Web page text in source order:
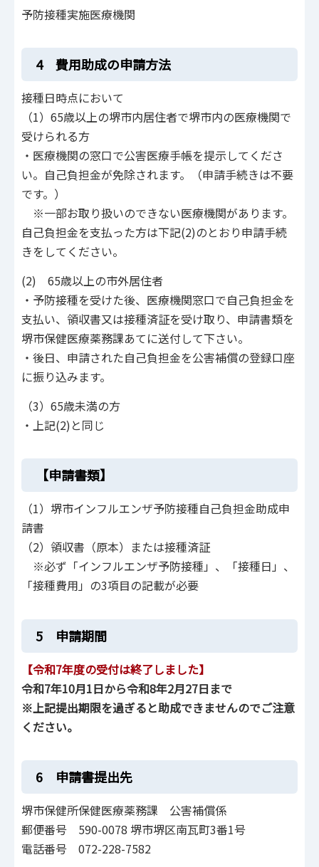
予防接種実施医療機関
4 費用助成の申請方法
接種日時点において
（1）65歳以上の堺市内居住者で堺市内の医療機関で
受けられる方
・医療機関の窓口で公害医療手帳を提示してくださ
い。自己負担金が免除されます。（申請手続きは不要
です。）
※一部お取り扱いのできない医療機関があります。
自己負担金を支払った方は下記(2)のとおり申請手続
きをしてください。
(2) 65歳以上の市外居住者
・予防接種を受けた後、医療機関窓口で自己負担金を
支払い、領収書又は接種済証を受け取り、申請書類を
堺市保健医療薬務課あてに送付して下さい。
・後日、申請された自己負担金を公害補償の登録口座
に振り込みます。
（3）65歳未満の方
・上記(2)と同じ
【申請書類】
（1）堺市インフルエンザ予防接種自己負担金助成申
請書
（2）領収書（原本）または接種済証
※必ず「インフルエンザ予防接種」、「接種日」、
「接種費用」の3項目の記載が必要
5 申請期間
【令和7年度の受付は終了しました】
令和7年10月1日から令和8年2月27日まで
※上記提出期限を過ぎると助成できませんのでご注意
ください。
6 申請書提出先
堺市保健所保健医療薬務課 公害補償係
郵便番号 590-0078 堺市堺区南瓦町3番1号
電話番号 072-228-7582